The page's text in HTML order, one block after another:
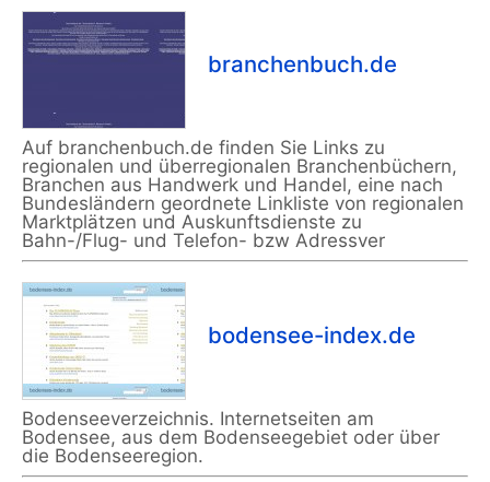
branchenbuch.de
Auf branchenbuch.de finden Sie Links zu
regionalen und überregionalen Branchenbüchern,
Branchen aus Handwerk und Handel, eine nach
Bundesländern geordnete Linkliste von regionalen
Marktplätzen und Auskunftsdienste zu
Bahn-/Flug- und Telefon- bzw Adressver
bodensee-index.de
Bodenseeverzeichnis. Internetseiten am
Bodensee, aus dem Bodenseegebiet oder über
die Bodenseeregion.